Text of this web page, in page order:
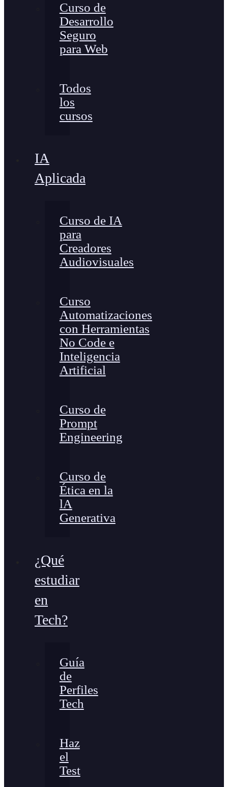
Curso de
Desarrollo
Seguro
para Web
Todos
los
cursos
IA
Aplicada
Curso de IA
para
Creadores
Audiovisuales
Curso
Automatizaciones
con Herramientas
No Code e
Inteligencia
Artificial
Curso de
Prompt
Engineering
Curso de
Ética en la
lA
Generativa
¿Qué
estudiar
en
Tech?
Guía
de
Perfiles
Tech
Haz
el
Test